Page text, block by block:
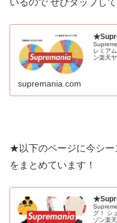
レミア
ン楽天
supremania.com
★以下のページに今シー
をまとめています！
グ！ シ
ゾン楽